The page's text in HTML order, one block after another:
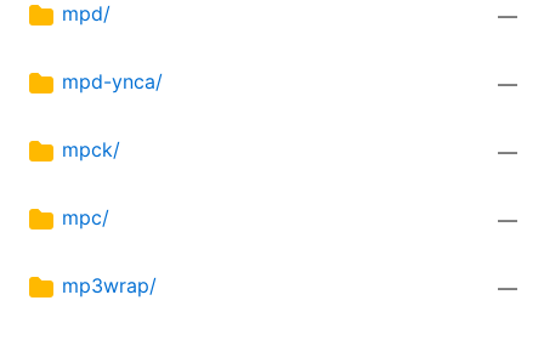
mpd/ —
mpd-ynca/ —
mpck/ —
mpc/ —
mp3wrap/ —